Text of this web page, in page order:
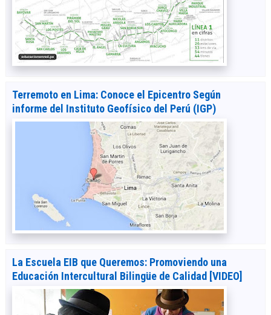
Terremoto en Lima: Conoce el Epicentro Según
informe del Instituto Geofísico del Perú (IGP)
La Escuela EIB que Queremos: Promoviendo una
Educación Intercultural Bilingüe de Calidad [VIDEO]